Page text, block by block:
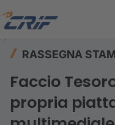
RASSEGNA
Faccio
propria